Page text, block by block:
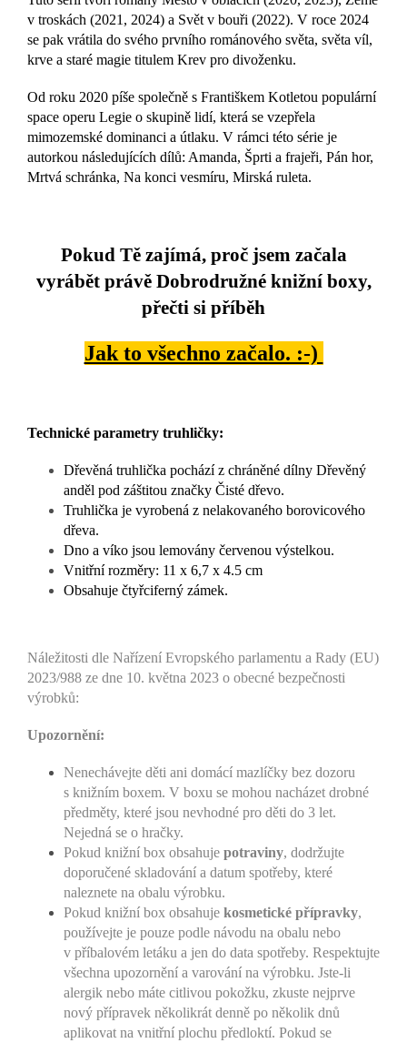
v troskách (2021, 2024) a Svět v bouři (2022). V roce 2024
se pak vrátila do svého prvního románového světa, světa víl,
krve a staré magie titulem Krev pro divoženku.
Od roku 2020 píše společně s Františkem Kotletou populární
space operu Legie o skupině lidí, která se vzepřela
mimozemské dominanci a útlaku. V rámci této série je
autorkou následujících dílů: Amanda, Šprti a frajeři, Pán hor,
Mrtvá schránka, Na konci vesmíru, Mirská ruleta.
Pokud Tě zajímá, proč jsem začala
vyrábět právě Dobrodružné knižní boxy,
přečti si příběh
Jak to všechno začalo. :-)
Technické parametry truhličky:
Dřevěná truhlička pochází z chráněné dílny Dřevěný
anděl pod záštitou značky Čisté dřevo.
Truhlička je vyrobená z nelakovaného borovicového
dřeva.
Dno a víko jsou lemovány červenou výstelkou.
Vnitřní rozměry: 11 x 6,7 x 4.5 cm
Obsahuje čtyřciferný zámek.
Náležitosti dle Nařízení Evropského parlamentu a Rady (EU)
2023/988 ze dne 10. května 2023 o obecné bezpečnosti
výrobků:
Upozornění:
Nenechávejte děti ani domácí mazlíčky bez dozoru
s knižním boxem. V boxu se mohou nacházet drobné
předměty, které jsou nevhodné pro děti do 3 let.
Nejedná se o hračky.
Pokud knižní box obsahuje potraviny, dodržujte
doporučené skladování a datum spotřeby, které
naleznete na obalu výrobku.
Pokud knižní box obsahuje kosmetické přípravky,
používejte je pouze podle návodu na obalu nebo
v příbalovém letáku a jen do data spotřeby. Respektujte
všechna upozornění a varování na výrobku. Jste-li
alergik nebo máte citlivou pokožku, zkuste nejprve
nový přípravek několikrát denně po několik dnů
aplikovat na vnitřní plochu předloktí. Pokud se